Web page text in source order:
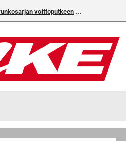
voittoputkeen